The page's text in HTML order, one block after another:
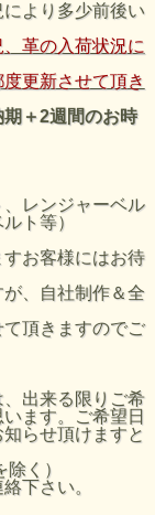
より多少前後い
革の入荷状況に
更新させて頂き
＋2週間のお時
、レンジャーベル
ト等）
お客様にはお待
、自社制作＆全
頂きますのでご
、出来る限りご希
ます。ご希望日
らせ頂けますと
く）
下さい。